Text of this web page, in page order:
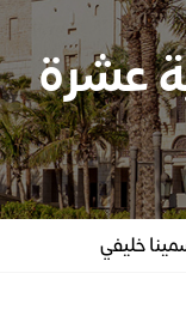
عشرة
خليفي